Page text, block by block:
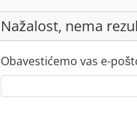
Nažalost, nema
Obavestićemo vas e-